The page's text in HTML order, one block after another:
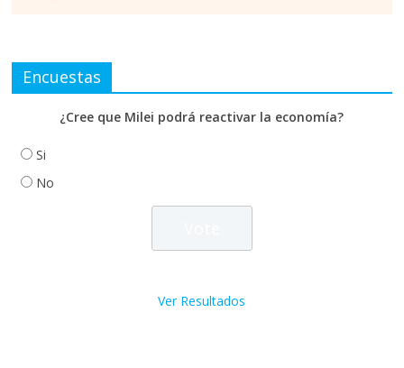
Encuestas
¿Cree que Milei podrá reactivar la economía?
Si
No
Ver Resultados